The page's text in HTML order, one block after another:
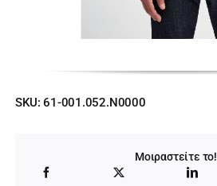
SKU:61-001.052.N0000
Μοιραστείτε το!